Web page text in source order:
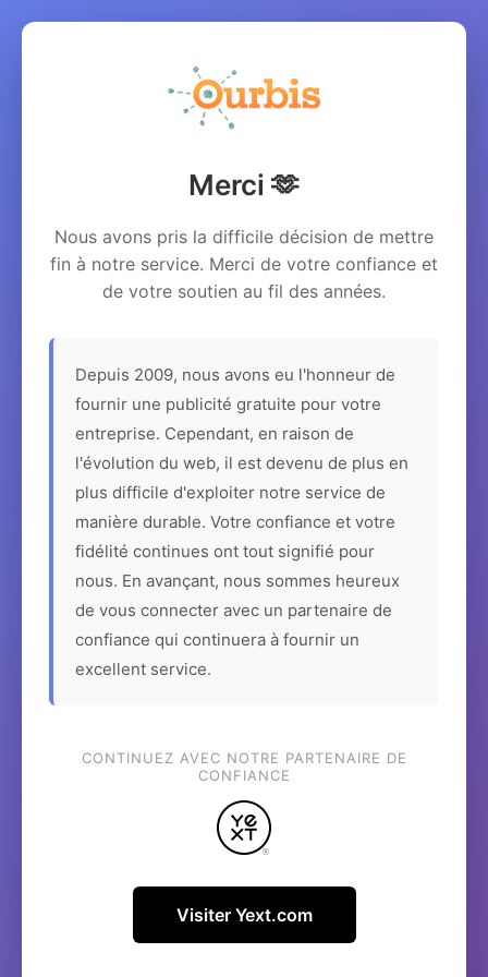
Merci 🫶
Nous avons pris la difficile décision de mettre
fin à notre service. Merci de votre confiance et
de votre soutien au fil des années.
Depuis 2009, nous avons eu l'honneur de
fournir une publicité gratuite pour votre
entreprise. Cependant, en raison de
l'évolution du web, il est devenu de plus en
plus difficile d'exploiter notre service de
manière durable. Votre confiance et votre
fidélité continues ont tout signifié pour
nous. En avançant, nous sommes heureux
de vous connecter avec un partenaire de
confiance qui continuera à fournir un
excellent service.
CONTINUEZ AVEC NOTRE PARTENAIRE DE
CONFIANCE
Visiter Yext.com